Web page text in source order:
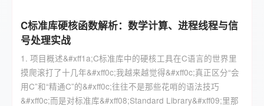
C标准库硬核函数解析：数学计算、进程线程与信
号处理实战
1. 项目概述&#xff1a;C标准库中的硬核工具在C语言的世界里
摸爬滚打了十几年&#xff0c;我越来越觉得&#xff0c;真正区分“会
用C”和“精通C”的&#xff0c;往往不是那些花哨的语法技巧
&#xff0c;而是对标准库&#xff08;Standard Library&#xff09;里那